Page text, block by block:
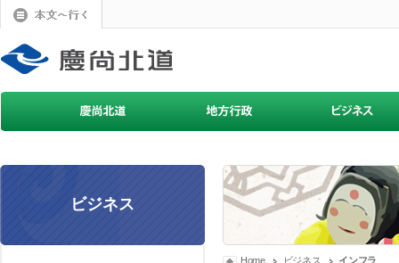
ビジネス
Home ビジネス インフラ